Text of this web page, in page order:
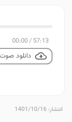
57:13
/
00:00
دانلود صوت
انتشار: 1401/10/16